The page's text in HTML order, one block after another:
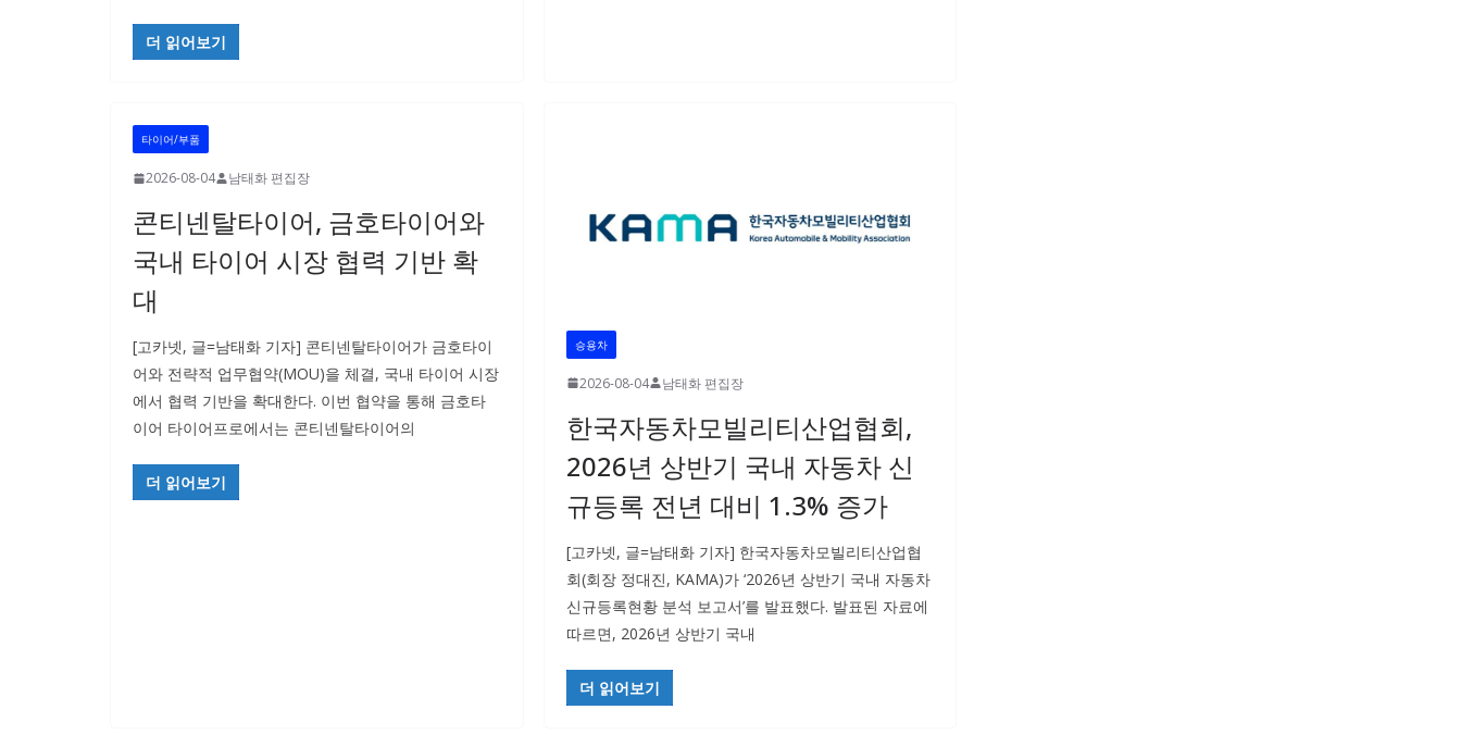
더 읽어보기
타이어/부품
2026-08-04 남태화 편집장
콘티넨탈타이어, 금호타이어와
국내 타이어 시장 협력 기반 확
대
[고카넷, 글=남태화 기자] 콘티넨탈타이어가 금호타이
어와 전략적 업무협약(MOU)을 체결, 국내 타이어 시장
에서 협력 기반을 확대한다. 이번 협약을 통해 금호타
이어 타이어프로에서는 콘티넨탈타이어의
더 읽어보기
승용차
2026-08-04 남태화 편집장
한국자동차모빌리티산업협회,
2026년 상반기 국내 자동차 신
규등록 전년 대비 1.3% 증가
[고카넷, 글=남태화 기자] 한국자동차모빌리티산업협
회(회장 정대진, KAMA)가 ‘2026년 상반기 국내 자동차
신규등록현황 분석 보고서’를 발표했다. 발표된 자료에
따르면, 2026년 상반기 국내
더 읽어보기